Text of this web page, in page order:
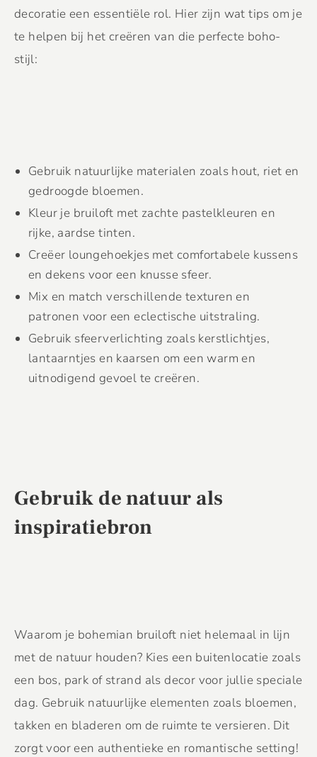
decoratie een essentiële rol. Hier zijn wat tips om je
te helpen bij het creëren van die perfecte boho-
stijl:
Gebruik natuurlijke materialen zoals hout, riet en
gedroogde bloemen.
Kleur je bruiloft met zachte pastelkleuren en
rijke, aardse tinten.
Creëer loungehoekjes met comfortabele kussens
en dekens voor een knusse sfeer.
Mix en match verschillende texturen en
patronen voor een eclectische uitstraling.
Gebruik sfeerverlichting zoals kerstlichtjes,
lantaarntjes en kaarsen om een warm en
uitnodigend gevoel te creëren.
Gebruik de natuur als
inspiratiebron
Waarom je bohemian bruiloft niet helemaal in lijn
met de natuur houden? Kies een buitenlocatie zoals
een bos, park of strand als decor voor jullie speciale
dag. Gebruik natuurlijke elementen zoals bloemen,
takken en bladeren om de ruimte te versieren. Dit
zorgt voor een authentieke en romantische setting!